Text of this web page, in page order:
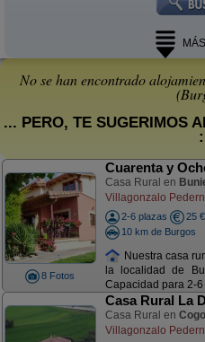
No se han encontrado
... PERO, TE SUGERIMOS
:
8 Fotos
Cuarenta y
Casa Rural en
Villagonzalo
2-6 plazas
25 €
10 km de Burgos
Nuestra casa
la localidad de
Capacidad para 2-6
Casa Rural La
Casa Rural en
Villagonzalo